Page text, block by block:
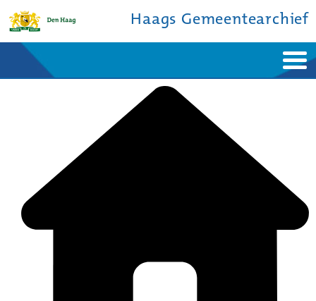
Haags Gemeentearchief
Bronnen en collecties